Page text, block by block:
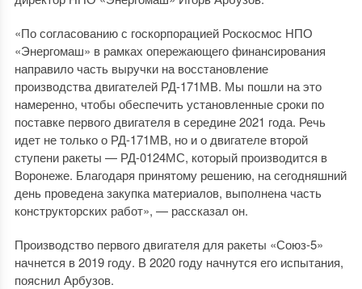
«По согласованию с госкорпорацией Роскосмос НПО
«Энергомаш» в рамках опережающего финансирования
направило часть выручки на восстановление
производства двигателей РД-171МВ. Мы пошли на это
намеренно, чтобы обеспечить установленные сроки по
поставке первого двигателя в середине 2021 года. Речь
идет не только о РД-171МВ, но и о двигателе второй
ступени ракеты — РД-0124МС, который производится в
Воронеже. Благодаря принятому решению, на сегодняшний
день проведена закупка материалов, выполнена часть
конструкторских работ», — рассказал он.
Производство первого двигателя для ракеты «Союз-5»
начнется в 2019 году. В 2020 году начнутся его испытания,
пояснил Арбузов.